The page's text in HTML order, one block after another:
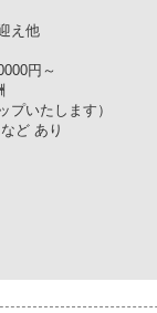
え他
円～
プいたします）
ど あり